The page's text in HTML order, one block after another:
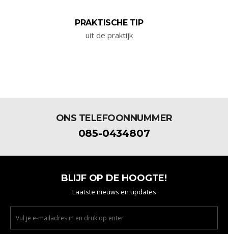
PRAKTISCHE TIP
uit de praktijk
ONS TELEFOONNUMMER
085-0434807
BLIJF OP DE HOOGTE!
Laatste nieuws en updates